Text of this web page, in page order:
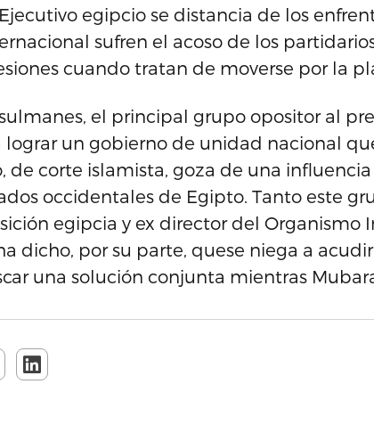
egipcio se distancia de los
sufren el acoso de los
cuando tratan de moverse por la
el principal grupo opositor al
un gobierno de unidad nacional
de corte islamista, goza de una
occidentales de Egipto. Tanto este
egipcia y ex director del Organismo
dicho, por su parte, quese niega a
una solución conjunta mientras